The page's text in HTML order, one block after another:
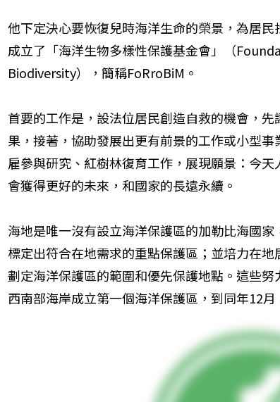
他下定決心要恢復兒時海洋生命的榮景，為居
成立了「海洋生物多樣性保護基金會」（
Biodiversity），簡稱FoRroBiM。
首要的工作是，設法位居民創造自救的機會，
果，接著，協助發展出更有前景的工作或小型
雇參與研究、紅樹林復育工作，展現願景：今
會獲得更好的未來，和國家的長遠永續。
海地是唯一沒有設立海洋保護區的加勒比海國
標定出符合在地需求的重點保護區；並培力在
劃定海洋保護區的範圍和優先保護地點。這些
西南部海岸成立第一個海洋保護區，到同年12